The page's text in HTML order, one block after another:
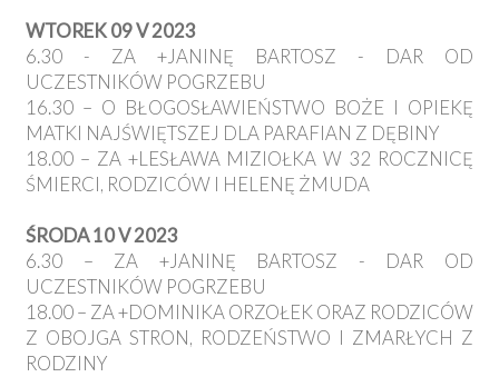
WTOREK 09 V 2023
6.30 - ZA +JANINĘ BARTOSZ - DAR OD
UCZESTNIKÓW POGRZEBU
16.30 – O BŁOGOSŁAWIEŃSTWO BOŻE I OPIEKĘ
MATKI NAJŚWIĘTSZEJ DLA PARAFIAN Z DĘBINY
18.00 – ZA +LESŁAWA MIZIOŁKA W 32 ROCZNICĘ
ŚMIERCI, RODZICÓW I HELENĘ ŻMUDA
ŚRODA 10 V 2023
6.30 – ZA +JANINĘ BARTOSZ - DAR OD
UCZESTNIKÓW POGRZEBU
18.00 – ZA +DOMINIKA ORZOŁEK ORAZ RODZICÓW
Z OBOJGA STRON, RODZEŃSTWO I ZMARŁYCH Z
RODZINY